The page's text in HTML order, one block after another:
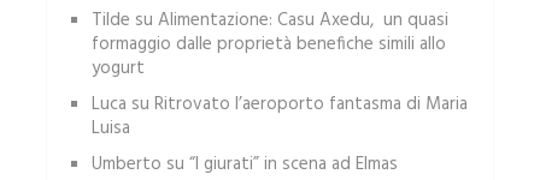
Tilde su Alimentazione: Casu Axedu, un quasi
formaggio dalle proprietà benefiche simili allo
yogurt
Luca su Ritrovato l’aeroporto fantasma di Maria
Luisa
Umberto su “I giurati” in scena ad Elmas